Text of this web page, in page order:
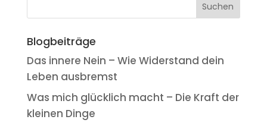
Blogbeiträge
Das innere Nein – Wie Widerstand dein
Leben ausbremst
Was mich glücklich macht – Die Kraft der
kleinen Dinge